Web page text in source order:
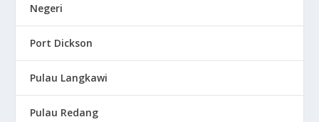
Negeri
Port Dickson
Pulau Langkawi
Pulau Redang